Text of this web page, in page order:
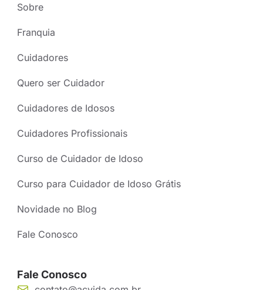
Sobre
Franquia
Cuidadores
Quero ser Cuidador
Cuidadores de Idosos
Cuidadores Profissionais
Curso de Cuidador de Idoso
Curso para Cuidador de Idoso Grátis
Novidade no Blog
Fale Conosco
Fale Conosco